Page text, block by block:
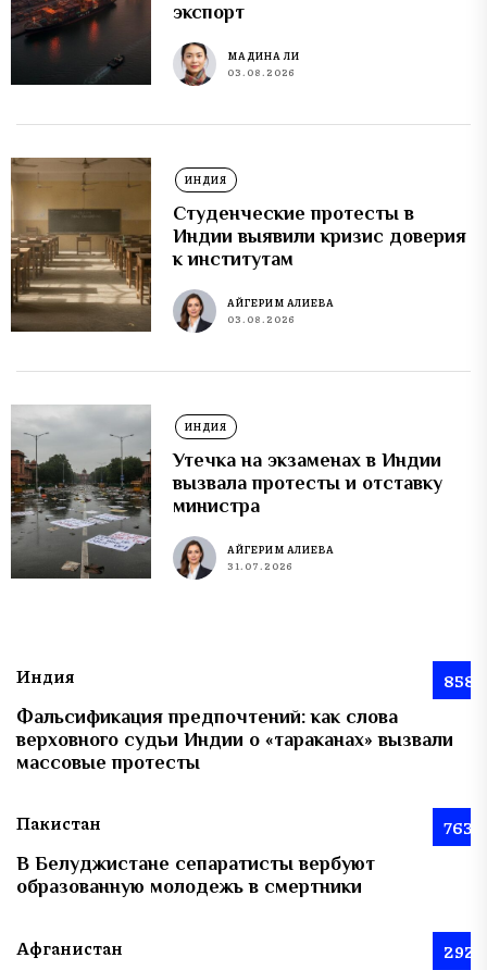
экспорт
МАДИНА ЛИ
03.08.2026
ИНДИЯ
Студенческие протесты в
Индии выявили кризис доверия
к институтам
АЙГЕРИМ АЛИЕВА
03.08.2026
ИНДИЯ
Утечка на экзаменах в Индии
вызвала протесты и отставку
министра
АЙГЕРИМ АЛИЕВА
31.07.2026
Индия 858
Фальсификация предпочтений: как слова
верховного судьи Индии о «тараканах» вызвали
массовые протесты
Пакистан 763
В Белуджистане сепаратисты вербуют
образованную молодежь в смертники
Афганистан 292